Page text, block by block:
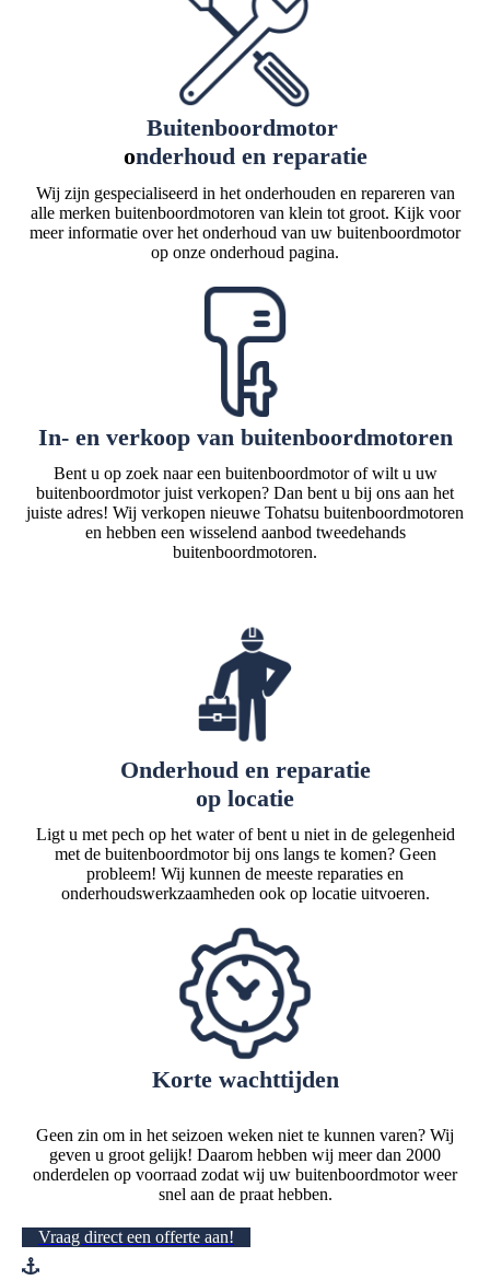
Buitenboordmotor
onderhoud en reparatie
Wij zijn gespecialiseerd in het onderhouden en repareren van
alle merken buitenboordmotoren van klein tot groot. Kijk voor
meer informatie over het onderhoud van uw buitenboordmotor
op onze onderhoud pagina.
In- en verkoop van buitenboordmotoren
Bent u op zoek naar een buitenboordmotor of wilt u uw
buitenboordmotor juist verkopen? Dan bent u bij ons aan het
juiste adres! Wij verkopen nieuwe Tohatsu buitenboordmotoren
en hebben een wisselend aanbod tweedehands
buitenboordmotoren.
Onderhoud en reparatie
op locatie
Ligt u met pech op het water of bent u niet in de gelegenheid
met de buitenboordmotor bij ons langs te komen? Geen
probleem! Wij kunnen de meeste reparaties en
onderhoudswerkzaamheden ook op locatie uitvoeren.
Korte wachttijden
Geen zin om in het seizoen weken niet te kunnen varen? Wij
geven u groot gelijk! Daarom hebben wij meer dan 2000
onderdelen op voorraad zodat wij uw buitenboordmotor weer
snel aan de praat hebben.
Vraag direct een offerte aan!